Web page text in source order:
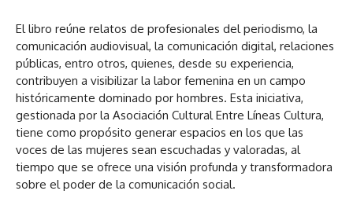
El libro reúne relatos de profesionales del periodismo, la
comunicación audiovisual, la comunicación digital, relaciones
públicas, entro otros, quienes, desde su experiencia,
contribuyen a visibilizar la labor femenina en un campo
históricamente dominado por hombres. Esta iniciativa,
gestionada por la Asociación Cultural Entre Líneas Cultura,
tiene como propósito generar espacios en los que las
voces de las mujeres sean escuchadas y valoradas, al
tiempo que se ofrece una visión profunda y transformadora
sobre el poder de la comunicación social.